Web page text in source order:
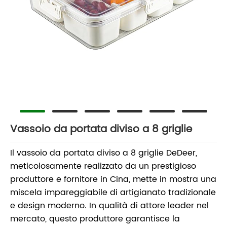
Vassoio da portata diviso a 8 griglie
Il vassoio da portata diviso a 8 griglie DeDeer,
meticolosamente realizzato da un prestigioso
produttore e fornitore in Cina, mette in mostra una
miscela impareggiabile di artigianato tradizionale
e design moderno. In qualità di attore leader nel
mercato, questo produttore garantisce la